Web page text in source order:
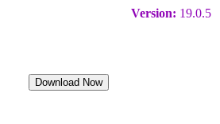
Download Now
Version: 19.0.5